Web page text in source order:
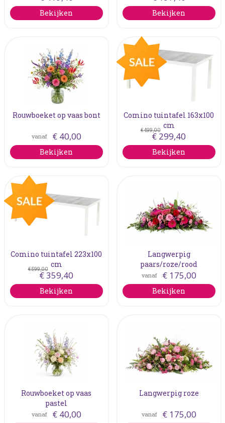
Bekijken Bekijken
Rouwboeket op vaas bont
vanaf € 40,00
Bekijken
Comino tuintafel 163x100
cm
€499,00
€ 299,40
Bekijken
Comino tuintafel 223x100
cm
€599,00
€359,40
Bekijken
Langwerpig
paars/roze/rood
vanaf € 175,00
Bekijken
Rouwboeket op vaas
pastel
vanaf € 40,00
Langwerpig roze
vanaf € 175,00